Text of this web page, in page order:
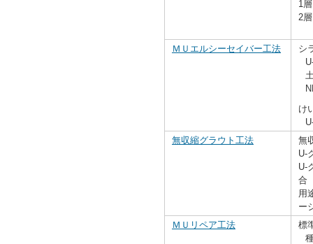
1
2
ＭＵエルシーセイバー工法
シ
け
無収縮グラウト工法
無
U-
U-
合
用
ー
ＭＵリペア工法
標